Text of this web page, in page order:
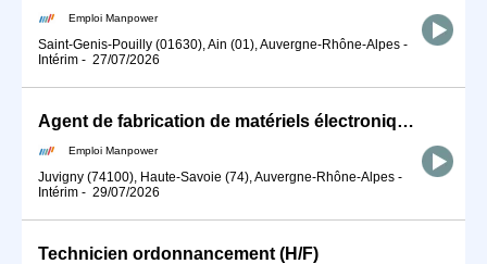
Emploi Manpower
Saint-Genis-Pouilly (01630), Ain (01), Auvergne-Rhône-Alpes -
Intérim - 27/07/2026
Agent de fabrication de matériels électroniques Longue mission (H/F)
Emploi Manpower
Juvigny (74100), Haute-Savoie (74), Auvergne-Rhône-Alpes -
Intérim - 29/07/2026
Technicien ordonnancement (H/F)